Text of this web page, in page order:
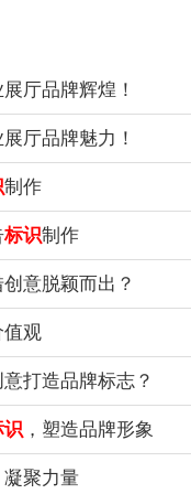
厅品牌辉煌！
厅品牌魅力！
制作
标识制作
意脱颖而出？
值观
打造品牌标志？
识 ，塑造品牌形象
聚力量